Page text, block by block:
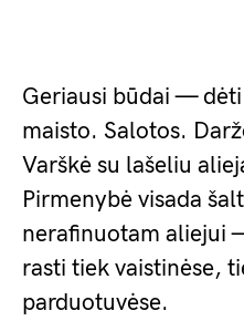
Geriausi būdai —
maisto. Salotos.
Varškė su lašeliu
Pirmenybė visada
nerafinuotam aliejui
rasti tiek vaistinėse,
parduotuvėse.